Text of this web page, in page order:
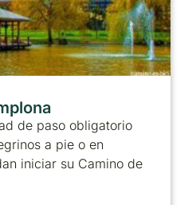
de paso obligatorio
a pie o en
iniciar su Camino de